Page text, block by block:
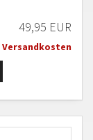
49,95 EUR
Versandkosten